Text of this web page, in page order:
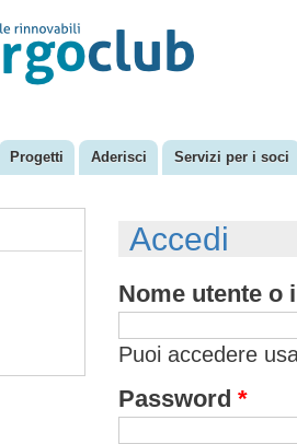
Progetti Aderisci Servizi per i soci
Accedi
Nome utente
Puoi accedere
Password *